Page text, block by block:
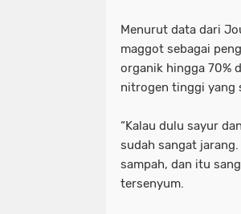
Menurut data dari
maggot sebagai
organik hingga 70%
nitrogen tinggi yang
“Kalau dulu sayur
sudah sangat
sampah, dan itu
tersenyum.